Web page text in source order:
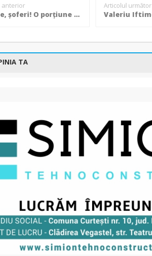
anterior
Atenție, șoferi! O porțiune de stradă va fi închisă circulației rutiere după ce o asfaltul s-a surpat!
Articolul următor
TA